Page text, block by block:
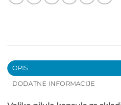
OPIS
DODATNE INFORMACIJE